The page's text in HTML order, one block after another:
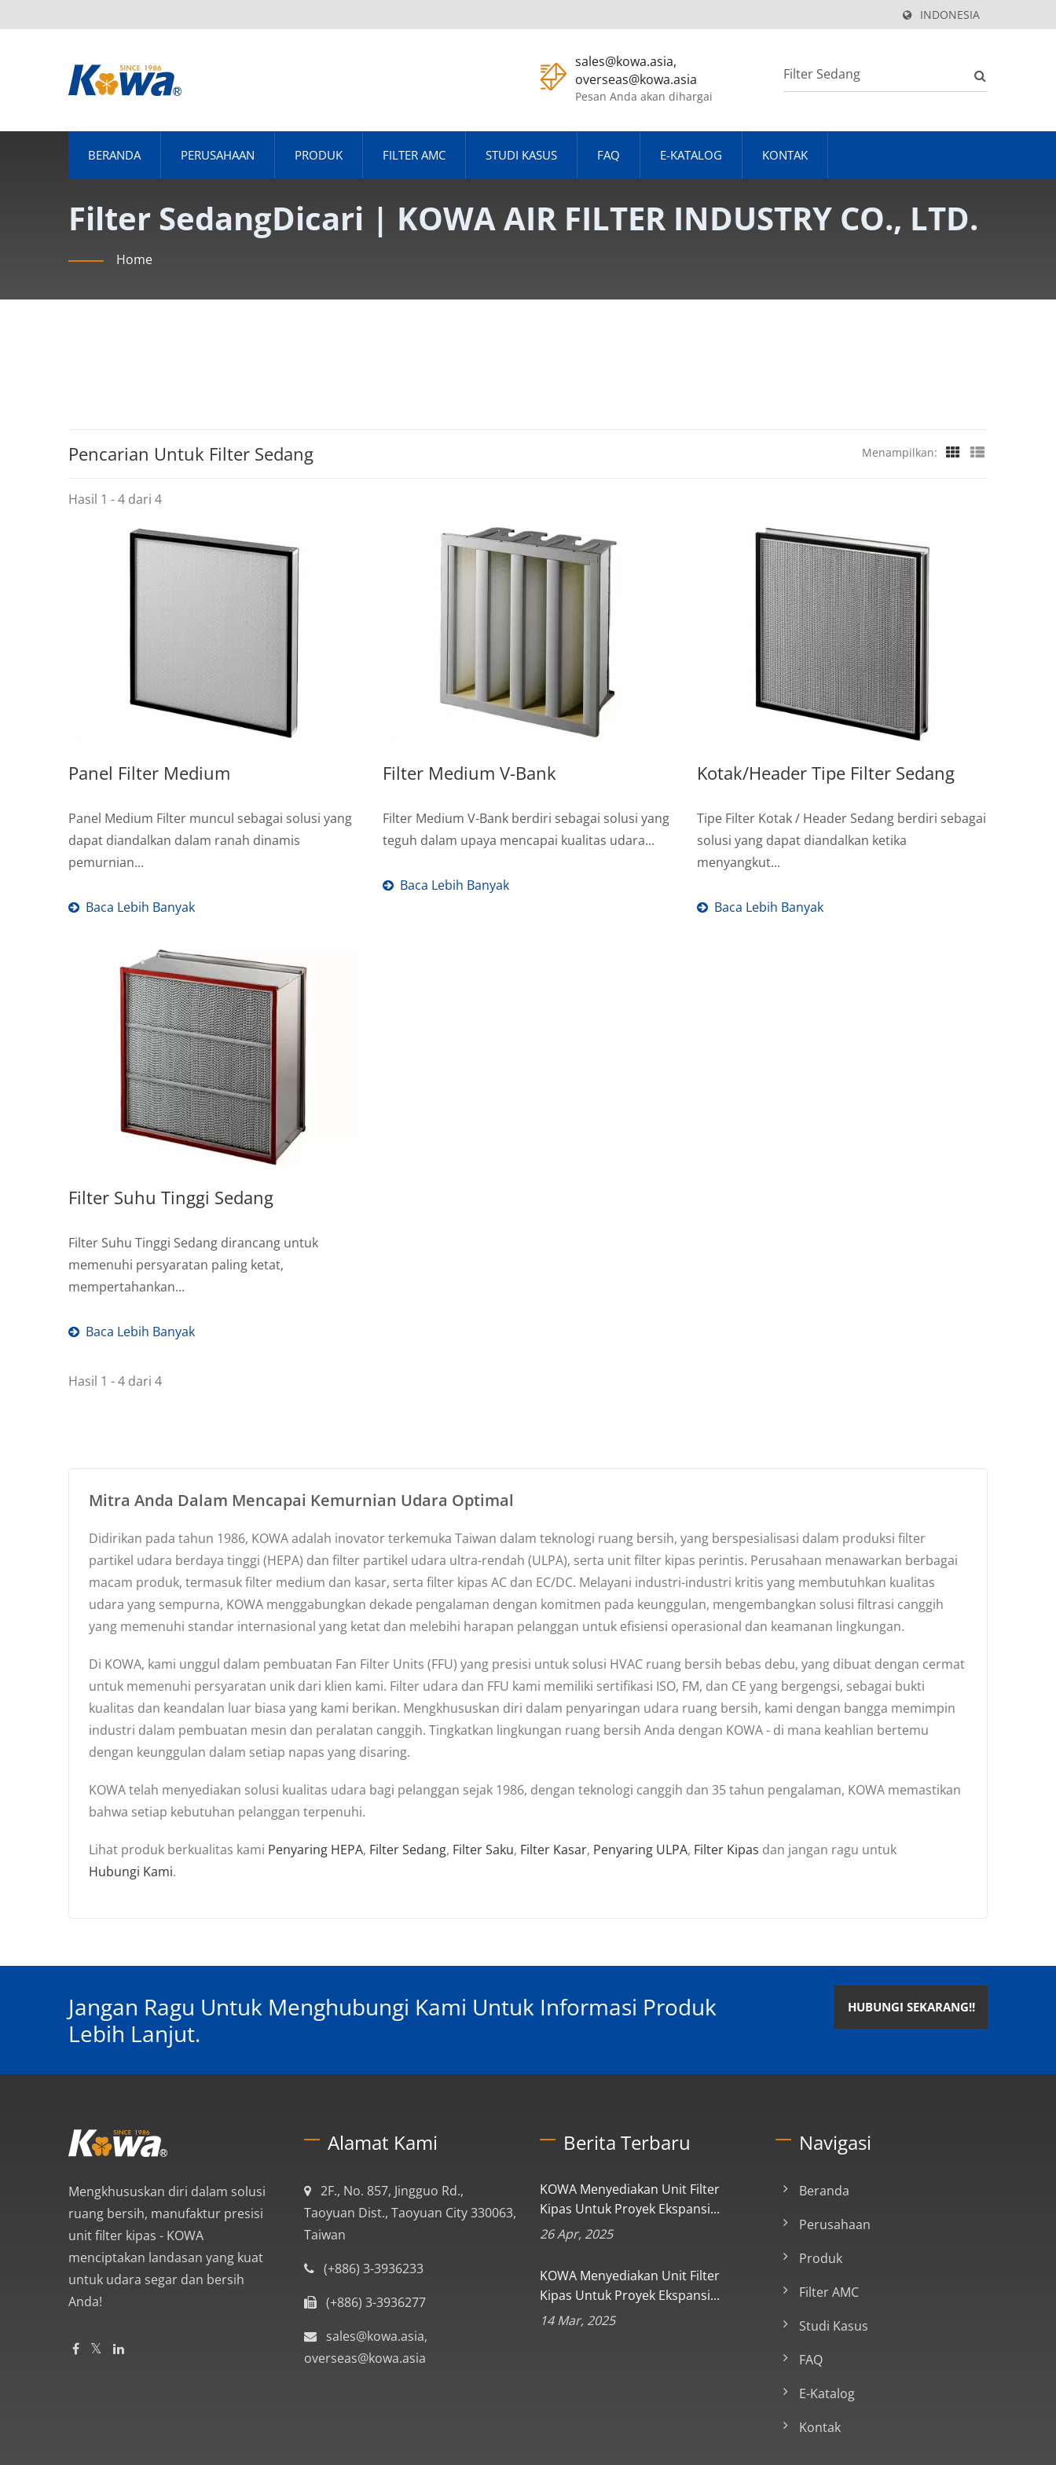
INDONESIA
sales@kowa.asia,
overseas@kowa.asia
Pesan Anda akan dihargai
BERANDA PERUSAHAAN PRODUK FILTER AMC STUDI KASUS FAQ E-KATALOG KONTAK
Filter SedangDicari | KOWA AIR FILTER INDUSTRY CO., LTD.
Home
Pencarian Untuk Filter Sedang Menampilkan:
Hasil 1 - 4 dari 4
Panel Filter Medium
Panel Medium Filter muncul sebagai solusi yang
dapat diandalkan dalam ranah dinamis
pemurnian...
Baca Lebih Banyak
Filter Medium V-Bank
Filter Medium V-Bank berdiri sebagai solusi yang
teguh dalam upaya mencapai kualitas udara...
Baca Lebih Banyak
Kotak/Header Tipe Filter Sedang
Tipe Filter Kotak / Header Sedang berdiri sebagai
solusi yang dapat diandalkan ketika
menyangkut...
Baca Lebih Banyak
Filter Suhu Tinggi Sedang
Filter Suhu Tinggi Sedang dirancang untuk
memenuhi persyaratan paling ketat,
mempertahankan...
Baca Lebih Banyak
Hasil 1 - 4 dari 4
Mitra Anda Dalam Mencapai Kemurnian Udara Optimal
Didirikan pada tahun 1986, KOWA adalah inovator terkemuka Taiwan dalam teknologi ruang bersih, yang berspesialisasi dalam produksi filter
partikel udara berdaya tinggi (HEPA) dan filter partikel udara ultra-rendah (ULPA), serta unit filter kipas perintis. Perusahaan menawarkan berbagai
macam produk, termasuk filter medium dan kasar, serta filter kipas AC dan EC/DC. Melayani industri-industri kritis yang membutuhkan kualitas
udara yang sempurna, KOWA menggabungkan dekade pengalaman dengan komitmen pada keunggulan, mengembangkan solusi filtrasi canggih
yang memenuhi standar internasional yang ketat dan melebihi harapan pelanggan untuk efisiensi operasional dan keamanan lingkungan.
Di KOWA, kami unggul dalam pembuatan Fan Filter Units (FFU) yang presisi untuk solusi HVAC ruang bersih bebas debu, yang dibuat dengan cermat
untuk memenuhi persyaratan unik dari klien kami. Filter udara dan FFU kami memiliki sertifikasi ISO, FM, dan CE yang bergengsi, sebagai bukti
kualitas dan keandalan luar biasa yang kami berikan. Mengkhususkan diri dalam penyaringan udara ruang bersih, kami dengan bangga memimpin
industri dalam pembuatan mesin dan peralatan canggih. Tingkatkan lingkungan ruang bersih Anda dengan KOWA - di mana keahlian bertemu
dengan keunggulan dalam setiap napas yang disaring.
KOWA telah menyediakan solusi kualitas udara bagi pelanggan sejak 1986, dengan teknologi canggih dan 35 tahun pengalaman, KOWA memastikan
bahwa setiap kebutuhan pelanggan terpenuhi.
Lihat produk berkualitas kami Penyaring HEPA, Filter Sedang, Filter Saku, Filter Kasar, Penyaring ULPA, Filter Kipas dan jangan ragu untuk
Hubungi Kami.
Jangan Ragu Untuk Menghubungi Kami Untuk Informasi Produk
Lebih Lanjut.
HUBUNGI SEKARANG!!
Mengkhususkan diri dalam solusi
ruang bersih, manufaktur presisi
unit filter kipas - KOWA
menciptakan landasan yang kuat
untuk udara segar dan bersih
Anda!
Alamat Kami
2F., No. 857, Jingguo Rd.,
Taoyuan Dist., Taoyuan City 330063,
Taiwan
(+886) 3-3936233
(+886) 3-3936277
sales@kowa.asia,
overseas@kowa.asia
Berita Terbaru
KOWA Menyediakan Unit Filter
Kipas Untuk Proyek Ekspansi...
26 Apr, 2025
KOWA Menyediakan Unit Filter
Kipas Untuk Proyek Ekspansi...
14 Mar, 2025
Navigasi
Beranda
Perusahaan
Produk
Filter AMC
Studi Kasus
FAQ
E-Katalog
Kontak